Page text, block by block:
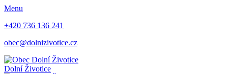
Menu
+420 736 136 241
obec@dolnizivotice.cz
Dolní Životice